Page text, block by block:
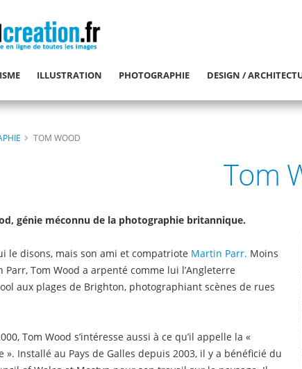
ILLUSTRATION PHOTOGRAPHIE DESIGN /
TOM WOOD
Tom
génie méconnu de la photographie britannique.
le disons, mais son ami et compatriote Martin Parr. Moins
Tom Wood a arpenté comme lui l’Angleterre
aux plages de Brighton, photographiant scènes de rues
Tom Wood s’intéresse aussi à ce qu’il appelle la «
». Installé au Pays de Galles depuis 2003, il y a bénéficié du